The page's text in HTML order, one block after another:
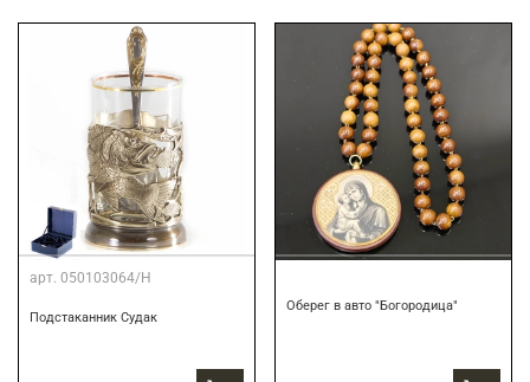
арт. 050103064/Н
Подстаканник Судак
Оберег в авто "Богородица"